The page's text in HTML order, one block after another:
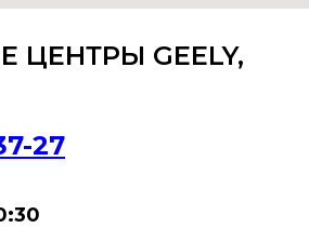
ЦЕНТРЫ GEELY,
27